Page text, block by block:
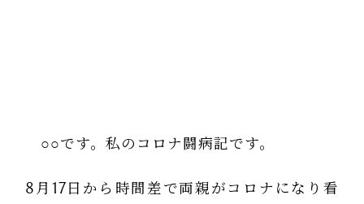
○○です。私のコロナ闘病記です。
8月17日から時間差で両親がコロナになり看